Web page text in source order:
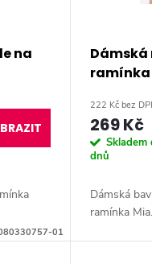
na
01
Dámská
ramínka
222 Kč bez
269 Kč
Skladem
dnů
Dámská
ramínka Mia.